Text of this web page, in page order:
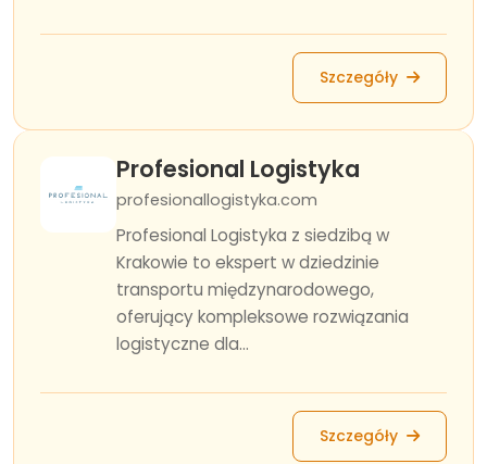
Szczegóły
Profesional Logistyka
profesionallogistyka.com
Profesional Logistyka z siedzibą w
Krakowie to ekspert w dziedzinie
transportu międzynarodowego,
oferujący kompleksowe rozwiązania
logistyczne dla...
Szczegóły